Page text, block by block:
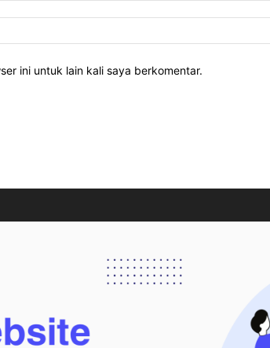
ini untuk lain kali saya berkomentar.